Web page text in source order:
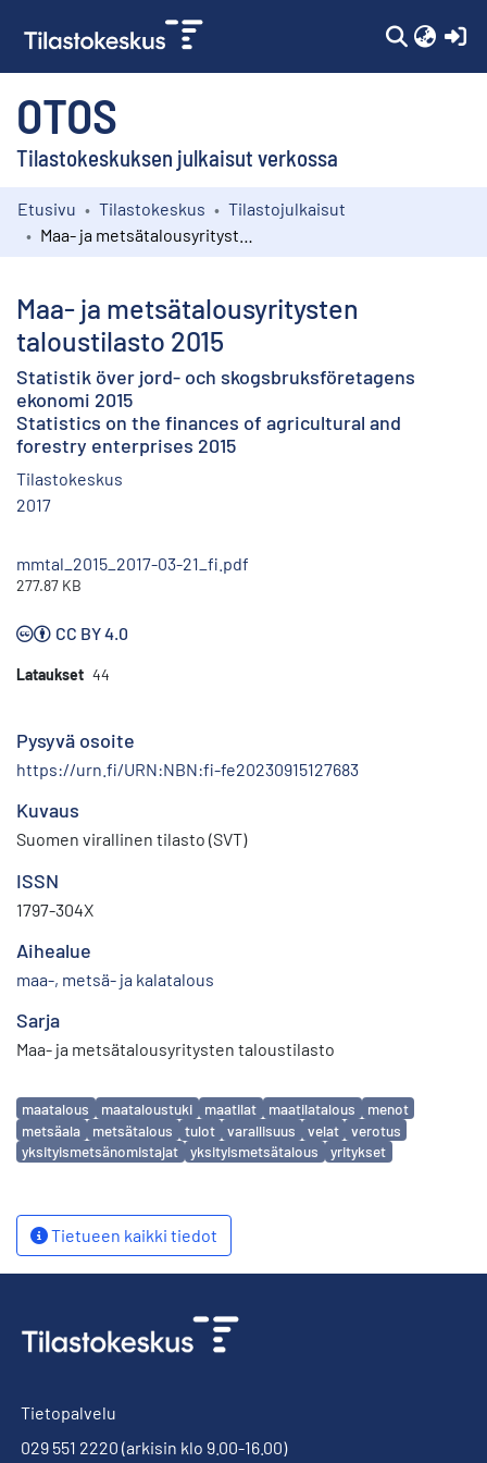
OTOS
Tilastokeskuksen julkaisut verkossa
Kokoelmat
Etusivu Tilastokeskus
Tilastojulkaisut
Maa- ja metsätalousyritysten
taloustilasto 2015
Statistik över jord- och skogsbruksföretagens
ekonomi 2015
Statistics on the finances of agricultural and
forestry enterprises 2015
Tilastokeskus
2017
mmtal_2015_2017-03-21_fi.pdf
277.87 KB
CC BY 4.0
Lataukset 44
Pysyvä osoite
https://urn.fi/URN:NBN:fi-fe20230915127683
Kuvaus
Suomen virallinen tilasto (SVT)
ISSN
1797-304X
Aihealue
maa-, metsä- ja kalatalous
Sarja
Maa- ja metsätalousyritysten taloustilasto
Avainsanat
maatalous maataloustuki maatilat maatilatalous
menot
metsäala
metsätalous tulot varallisuus velat
verotus
yksityismetsänomistajat
yksityismetsätalous yritykset
Tietueen kaikki tiedot
Tietopalvelu
029 551 2220 (arkisin klo 9.00-16.00)